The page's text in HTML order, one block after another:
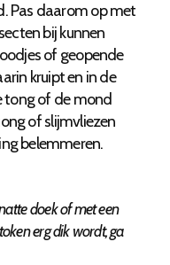
Pas daarom op met
bij kunnen
of geopende
kruipt en in de
tong of de mond
of slijmvliezen
belemmeren.
doek of met een
erg dik wordt, ga